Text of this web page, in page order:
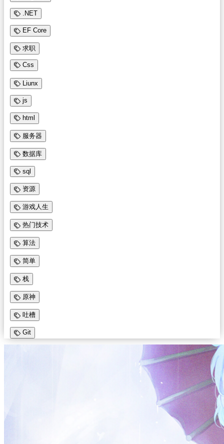
.NET
EF Core
求职
Css
Liunx
js
html
服务器
数据库
sql
资源
游戏人生
热门技术
算法
简单
栈
原神
吐槽
Git